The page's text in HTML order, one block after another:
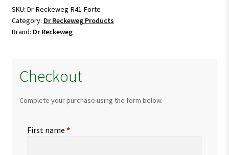
Impotence
Drops
quantity
SKU: Dr-Reckeweg-R41-Forte
Category: Dr Reckeweg Products
Brand: Dr Reckeweg
Checkout
Complete your purchase using the form below.
First name *